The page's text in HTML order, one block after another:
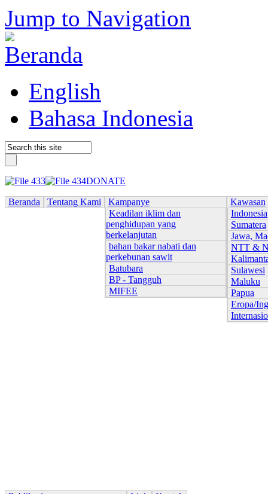
Jump to Navigation
English
Bahasa Indonesia
DONATE
Beranda Tentang Kami
Kampanye
Keadilan iklim dan
penghidupan yang
berkelanjutan
bahan bakar nabati dan
perkebunan sawit
Batubara
BP - Tangguh
MIFEE
Kawasan
Indonesia
Sumatera
Jawa,
NTT &
Sulawesi
Maluku
Papua
Eropa/